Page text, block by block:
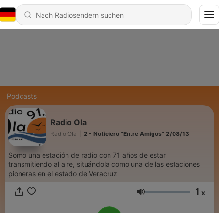
Podcasts
Radio Ola
Radio Ola 2 - Noticiero "Entre Amigos" 2/08/13
Somo una estación de radio con 71 años de estar
transmitiendo al aire, situándola como una de las estaciones
pioneras en el estado de Veracruz
Lautstärke 1 x